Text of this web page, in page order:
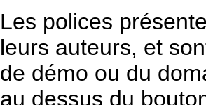
Les polices
leurs auteurs, et
de démo ou du
au dessus du